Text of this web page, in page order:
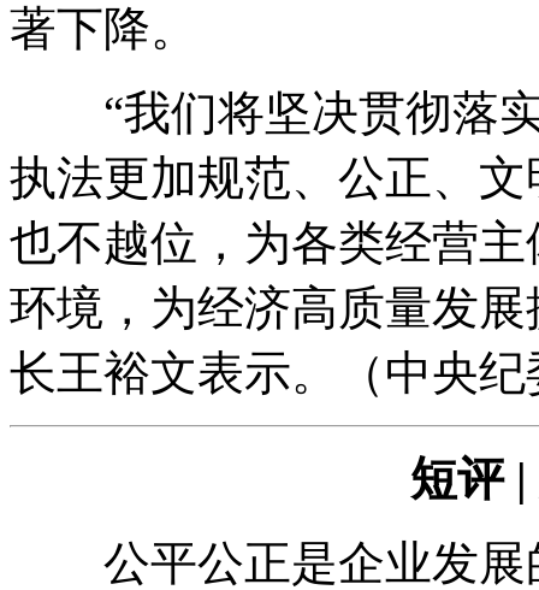
著下降。
“我们将坚决贯彻落实
执法更加规范、公正、
也不越位，为各类经营
环境，为经济高质量发
长王裕文表示。（中央
短评
公平公正是企业发展